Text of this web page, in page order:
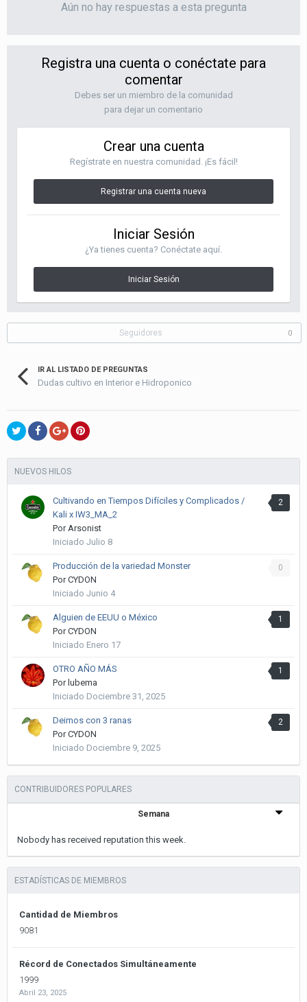
Aún no hay respuestas a esta pregunta
Registra una cuenta o conéctate para
comentar
Debes ser un miembro de la comunidad
para dejar un comentario
Crear una cuenta
Regístrate en nuestra comunidad. ¡Es fácil!
Registrar una cuenta nueva
Iniciar Sesión
¿Ya tienes cuenta? Conéctate aquí.
Iniciar Sesión
Seguidores 0
IR AL LISTADO DE PREGUNTAS
Dudas cultivo en Interior e Hidroponico
NUEVOS HILOS
2
Cultivando en Tiempos Difíciles y Complicados /
Kali x IW3_MA_2
PorArsonist
Iniciado Julio 8
0
Producción de la variedad Monster
PorCYDON
Iniciado Junio 4
1
Alguien de EEUU o México
PorCYDON
Iniciado Enero 17
1
OTRO AÑO MÁS
Por lubema
Iniciado Dociembre 31, 2025
2
Deimos con 3 ranas
PorCYDON
Iniciado Dociembre 9, 2025
CONTRIBUIDORES POPULARES
Semana
Nobody has received reputation this week.
ESTADÍSTICAS DE MIEMBROS
Cantidad de Miembros
9081
Récord de Conectados Simultáneamente
1999
Abril 23, 2025